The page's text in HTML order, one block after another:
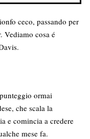
ceco, passando per
Vediamo cosa é
ormai
che scala la
e comincia a credere
mese fa.